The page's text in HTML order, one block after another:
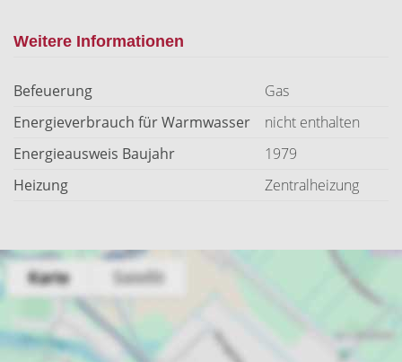
Weitere Informationen
Befeuerung
Gas
Energieverbrauch für Warmwasser
nicht enthalten
Energieausweis Baujahr
1979
Heizung
Zentralheizung